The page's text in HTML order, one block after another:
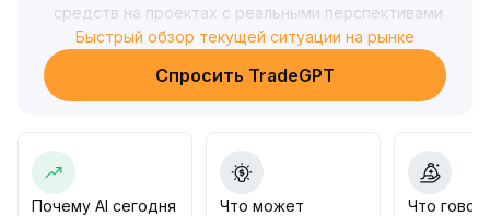
средств на проектах с реальными перспективами
применения .
В среднесрочной и долгосрочной перспективе
быстро развивается рынок прогнозирования с
капитала усиливают логику технологических
разработок и расширения экосистемы
Рекомендуется обратить внимание на откаты
Быстрый обзор текущей ситуации на рынке
Спросить TradeGPT
Почему AI сегодня
Что может
Что